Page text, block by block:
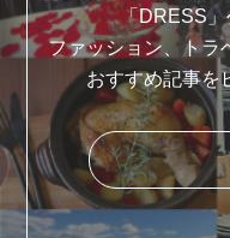
「DRESS」
ファッション、トラ
おすすめ記事を